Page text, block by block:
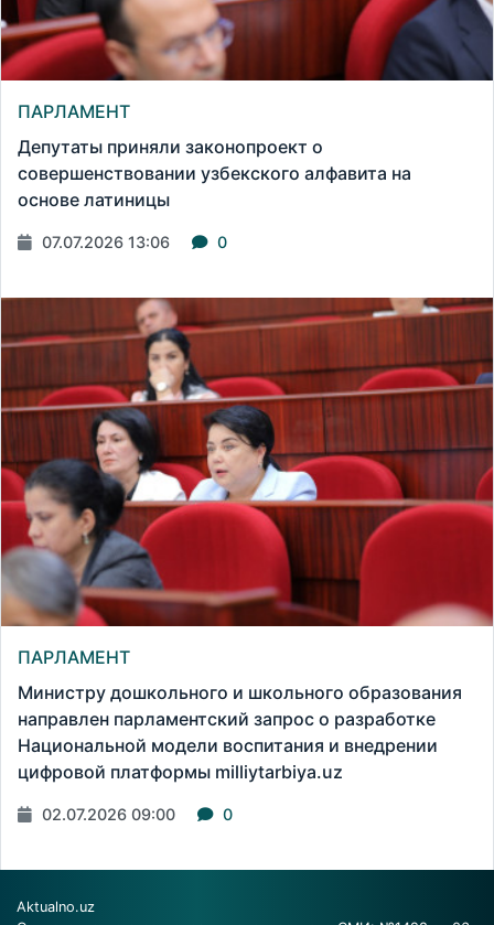
ПАРЛАМЕНТ
Депутаты приняли законопроект о
совершенствовании узбекского алфавита на
основе латиницы
07.07.2026 13:06 0
ПАРЛАМЕНТ
Министру дошкольного и школьного образования
направлен парламентский запрос о разработке
Национальной модели воспитания и внедрении
цифровой платформы milliytarbiya.uz
02.07.2026 09:00 0
Aktualno.uz